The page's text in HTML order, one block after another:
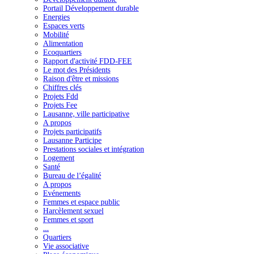
Portail Développement durable
Energies
Espaces verts
Mobilité
Alimentation
Ecoquartiers
Rapport d'activité FDD-FEE
Le mot des Présidents
Raison d'être et missions
Chiffres clés
Projets Fdd
Projets Fee
Lausanne, ville participative
A propos
Projets participatifs
Lausanne Participe
Prestations sociales et intégration
Logement
Santé
Bureau de l’égalité
A propos
Evénements
Femmes et espace public
Harcèlement sexuel
Femmes et sport
...
Quartiers
Vie associative